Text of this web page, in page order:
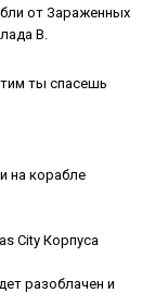
от Зараженных
В.
ты спасешь
на корабле
City Корпуса
разоблачен и